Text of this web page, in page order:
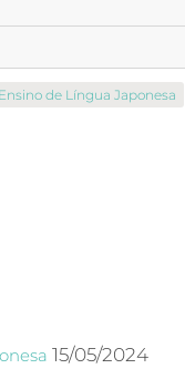
Ensino de Língua Japonesa
15/05/2024